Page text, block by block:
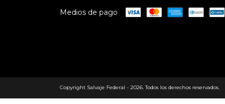
Medios de pago
Copyright Salvaje Federal - 2026. Todos los derechos reservados.